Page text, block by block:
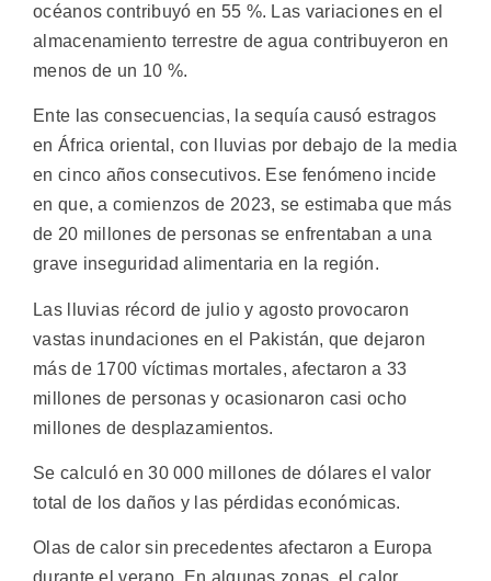
océanos contribuyó en 55 %. Las variaciones en el
almacenamiento terrestre de agua contribuyeron en
menos de un 10 %.
Ente las consecuencias, la sequía causó estragos
en África oriental, con lluvias por debajo de la media
en cinco años consecutivos. Ese fenómeno incide
en que, a comienzos de 2023, se estimaba que más
de 20 millones de personas se enfrentaban a una
grave inseguridad alimentaria en la región.
Las lluvias récord de julio y agosto provocaron
vastas inundaciones en el Pakistán, que dejaron
más de 1700 víctimas mortales, afectaron a 33
millones de personas y ocasionaron casi ocho
millones de desplazamientos.
Se calculó en 30 000 millones de dólares el valor
total de los daños y las pérdidas económicas.
Olas de calor sin precedentes afectaron a Europa